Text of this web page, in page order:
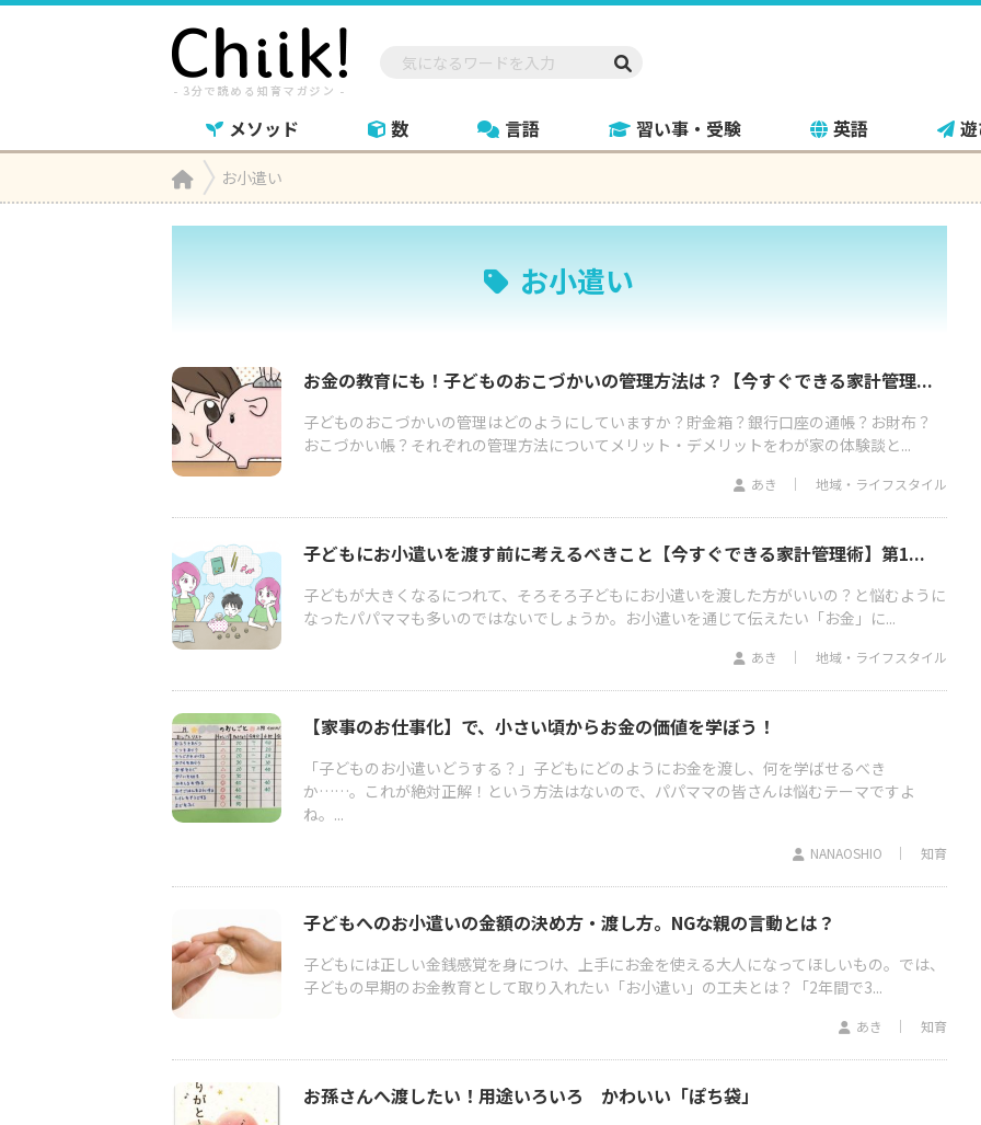
メソッド 数 言語 習い事・受験 英語
Homeお小遣い
お小遣い
お金の教育にも！子どものおこづかいの管理方法は？【今すぐできる家計管理...
子どものおこづかいの管理はどのようにしていますか？貯金箱？銀行口座の通帳？お財布？
おこづかい帳？それぞれの管理方法についてメリット・デメリットをわが家の体験談と...
あき 地域・ライフスタイル
子どもにお小遣いを渡す前に考えるべきこと【今すぐできる家計管理術】第1...
子どもが大きくなるにつれて、そろそろ子どもにお小遣いを渡した方がいいの？と悩むように
なったパパママも多いのではないでしょうか。お小遣いを通じて伝えたい「お金」に...
あき 地域・ライフスタイル
【家事のお仕事化】で、小さい頃からお金の価値を学ぼう！
「子どものお小遣いどうする？」子どもにどのようにお金を渡し、何を学ばせるべき
か……。これが絶対正解！という方法はないので、パパママの皆さんは悩むテーマですよ
ね。...
NANAOSHIO 知育
子どもへのお小遣いの金額の決め方・渡し方。NGな親の言動とは？
子どもには正しい金銭感覚を身につけ、上手にお金を使える大人になってほしいもの。では、
子どもの早期のお金教育として取り入れたい「お小遣い」の工夫とは？「2年間で3...
あき 知育
お孫さんへ渡したい！用途いろいろ かわいい「ぽち袋」